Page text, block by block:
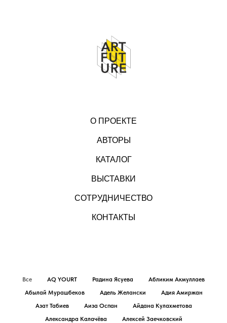
О ПРОЕКТЕ
АВТОРЫ
КАТАЛОГ
ВЫСТАВКИ
СОТРУДНИЧЕСТВО
КОНТАКТЫ
Все AQ YOURT Радина Ясуева
Абликим Акмуллаев
Абылай Мурашбеков
Адель Желански
Адия Амиржан
Азат Табиев
Аиза Оспан
Айдана Кулахметова
Александра Калачёва
Алексей Заечковский